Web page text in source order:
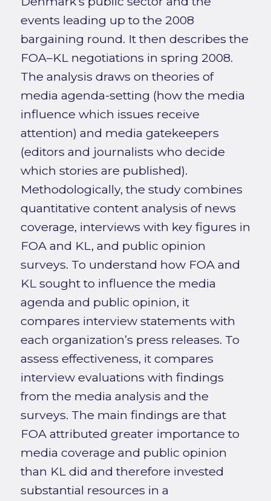
events leading up to the 2008
bargaining round. It then describes the
FOA–KL negotiations in spring 2008.
The analysis draws on theories of
media agenda-setting (how the media
influence which issues receive
attention) and media gatekeepers
(editors and journalists who decide
which stories are published).
Methodologically, the study combines
quantitative content analysis of news
coverage, interviews with key figures in
FOA and KL, and public opinion
surveys. To understand how FOA and
KL sought to influence the media
agenda and public opinion, it
compares interview statements with
each organization’s press releases. To
assess effectiveness, it compares
interview evaluations with findings
from the media analysis and the
surveys. The main findings are that
FOA attributed greater importance to
media coverage and public opinion
than KL did and therefore invested
substantial resources in a